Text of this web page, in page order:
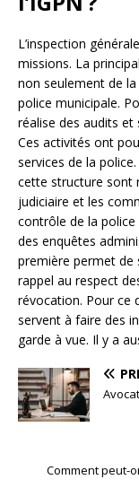
L’inspection
missions. La
non seulement de
police municipale.
réalise des audits
Ces activités ont
services de la
cette structure sont
judiciaire et les
contrôle de la police
des enquêtes
première permet de
rappel au respect
révocation. Pour ce
servent à faire des
garde à vue. Il y a
Comment peut-